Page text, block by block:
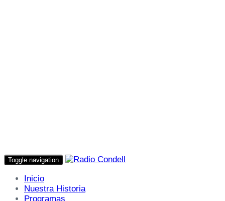
Toggle navigation
Inicio
Nuestra Historia
Programas